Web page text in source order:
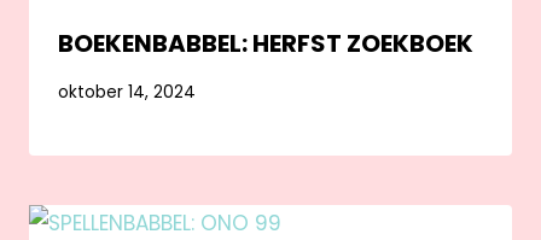
BOEKENBABBEL: HERFST ZOEKBOEK
oktober 14, 2024